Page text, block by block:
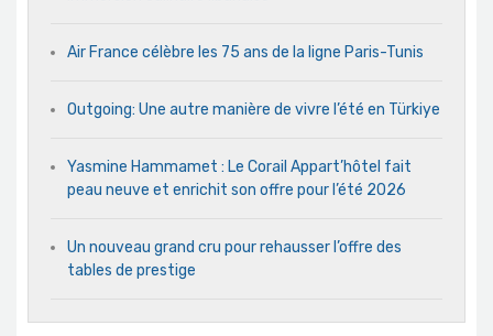
Air France célèbre les 75 ans de la ligne Paris-Tunis
Outgoing: Une autre manière de vivre l’été en Türkiye
Yasmine Hammamet : Le Corail Appart’hôtel fait
peau neuve et enrichit son offre pour l’été 2026
Un nouveau grand cru pour rehausser l’offre des
tables de prestige